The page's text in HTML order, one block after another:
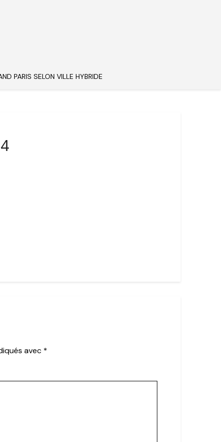
PARIS SELON VILLE HYBRIDE
avec *